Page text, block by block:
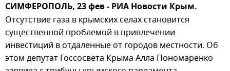
СИМФЕРОПОЛЬ, 23 фев - РИА Новости Крым.
Отсутствие газа в крымских селах становится
существенной проблемой в привлечении
инвестиций в отдаленные от городов местности. Об
этом депутат Госсосвета Крыма Алла Пономаренко